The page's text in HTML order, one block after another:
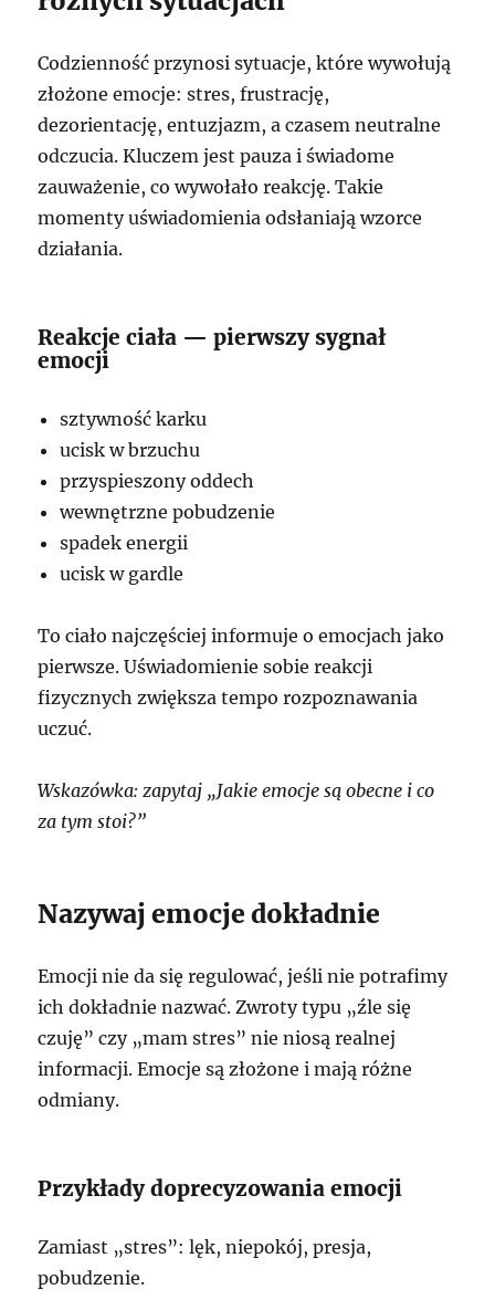
Codzienność przynosi sytuacje, które wywołują
złożone emocje: stres, frustrację,
dezorientację, entuzjazm, a czasem neutralne
odczucia. Kluczem jest pauza i świadome
zauważenie, co wywołało reakcję. Takie
momenty uświadomienia odsłaniają wzorce
działania.
Reakcje ciała — pierwszy sygnał
emocji
sztywność karku
ucisk w brzuchu
przyspieszony oddech
wewnętrzne pobudzenie
spadek energii
ucisk w gardle
To ciało najczęściej informuje o emocjach jako
pierwsze. Uświadomienie sobie reakcji
fizycznych zwiększa tempo rozpoznawania
uczuć.
Wskazówka: zapytaj „Jakie emocje są obecne i co
za tym stoi?”
Nazywaj emocje dokładnie
Emocji nie da się regulować, jeśli nie potrafimy
ich dokładnie nazwać. Zwroty typu „źle się
czuję” czy „mam stres” nie niosą realnej
informacji. Emocje są złożone i mają różne
odmiany.
Przykłady doprecyzowania emocji
Zamiast „stres”: lęk, niepokój, presja,
pobudzenie.